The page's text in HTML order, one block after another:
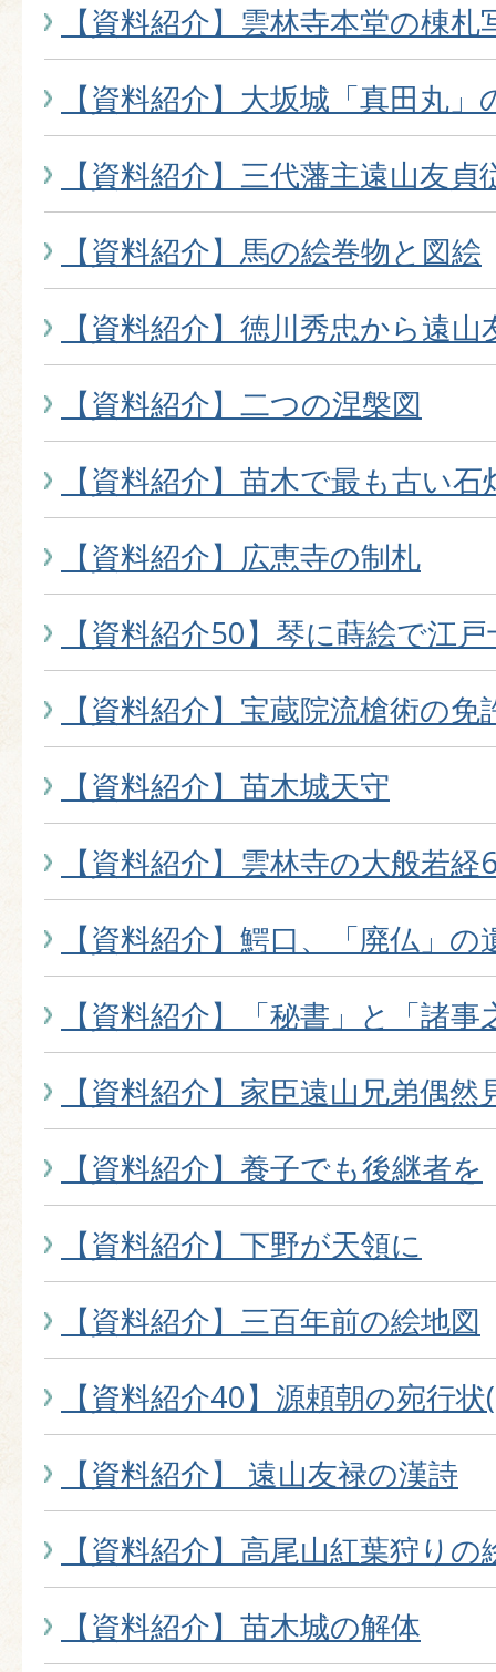
【資料紹介】雲林寺本堂の棟札
【資料紹介】大坂城「真田丸」
【資料紹介】三代藩主遠山友
【資料紹介】馬の絵巻物と図絵
【資料紹介】徳川秀忠から遠
【資料紹介】二つの涅槃図
【資料紹介】苗木で最も古い石
【資料紹介】広恵寺の制札
【資料紹介50】琴に蒔絵で江
【資料紹介】宝蔵院流槍術の免
【資料紹介】苗木城天守
【資料紹介】雲林寺の大般若経
【資料紹介】鰐口、「廃仏」の
【資料紹介】「秘書」と「諸事
【資料紹介】家臣遠山兄弟偶
【資料紹介】養子でも後継者を
【資料紹介】下野が天領に
【資料紹介】三百年前の絵地図
【資料紹介40】源頼朝の宛行
【資料紹介】 遠山友禄の漢詩
【資料紹介】高尾山紅葉狩り
【資料紹介】苗木城の解体